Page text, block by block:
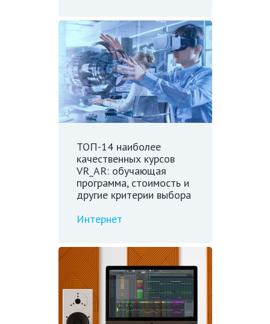
ТОП-14 наиболее
качественных курсов
VR_AR: обучающая
программа, стоимость и
другие критерии выбора
Интернет